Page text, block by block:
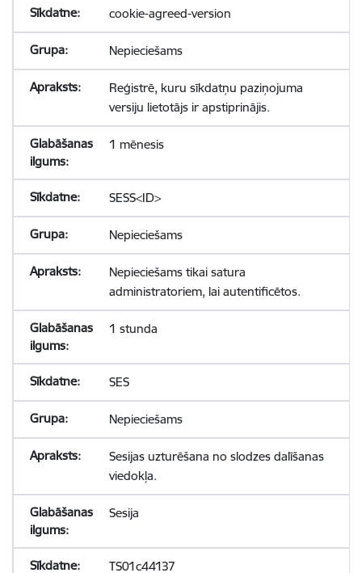
cookie-agreed-version
Nepieciešams
Reģistrē, kuru sīkdatņu paziņojuma
versiju lietotājs ir apstiprinājis.
1 mēnesis
SESS<ID>
Nepieciešams
Nepieciešams tikai satura
administratoriem, lai autentificētos.
1 stunda
SES
Nepieciešams
Sesijas uzturēšana no slodzes dalīšanas
viedokļa.
Sesija
TS01c44137